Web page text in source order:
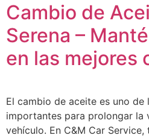
Cambio de
Serena –
en las mejores
El cambio de aceite es uno de
importantes para prolongar
vehículo. En C&M Car